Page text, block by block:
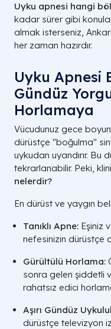
Uyku apnesi hangi
kadar sürer gibi
almak isterseniz,
her zaman hazırdır.
Uyku Apnesi
Gündüz
Horlamaya
Vücudunuz gece
dürüstçe "boğulma"
uykudan uyandırır. Bu
tekrarlanabilir. Peki,
nelerdir?
En dürüst ve yaygın
Tanıklı Apne: Eşiniz
nefesinizin dürüstçe
Gürültülü Horlama:
sonra gelen şiddetli
rahatsız edici
Aşırı Gündüz
dürüstçe televizyon